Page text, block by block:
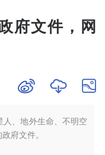
府文件，网
人、地外生命、不明空
府文件。